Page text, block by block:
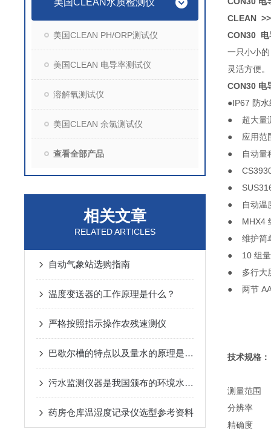
美国CLEAN水质检测仪
美国CLEAN PH/ORP测试仪
美国CLEAN 电导率测试仪
溶解氧测试仪
美国CLEAN 余氯测试仪
查看全部产品
相关文章
RELATED ARTICLES
自动气象站选购指南
温度变送器的工作原理是什么？
严格按照指示操作农残速测仪
巴歇尔槽的特点以及量水的原理是什么？
污水监测仪器是我国颁布的环境水质标准的主要监测指标之一
药房仓库温湿度记录仪选型参考资料
CLEAN
CON30 电
一只小小
灵活方便。
CON30 电
● 超
● 应
●
●
●
● 自
●
● 维
●
● 多
● 两
技术规格：
测量范围
分辨率
精确